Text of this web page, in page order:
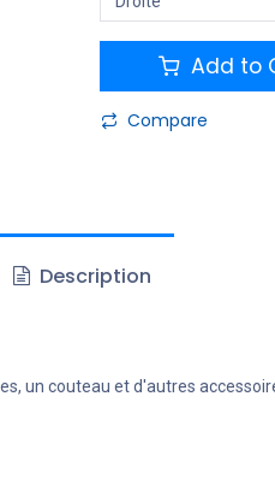
Add to
Compare
Description
un couteau et d'autres